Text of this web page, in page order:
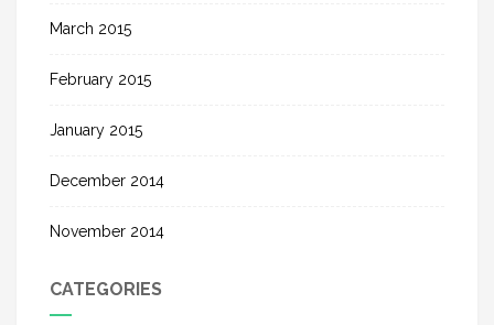
March 2015
February 2015
January 2015
December 2014
November 2014
CATEGORIES